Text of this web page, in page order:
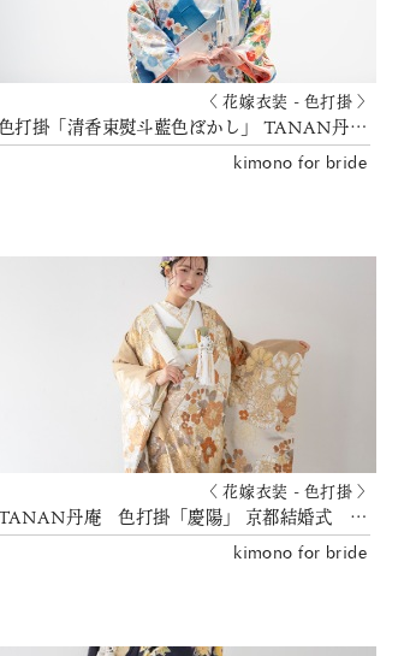
〈 花嫁衣装 - 色打掛 〉
色打掛「清香束熨斗藍色ぼかし」 TANAN丹庵 京都結婚式 花嫁衣裳
kimono for bride
〈 花嫁衣装 - 色打掛 〉
TANAN丹庵 色打掛「慶陽」 京都結婚式 花嫁衣裳
kimono for bride